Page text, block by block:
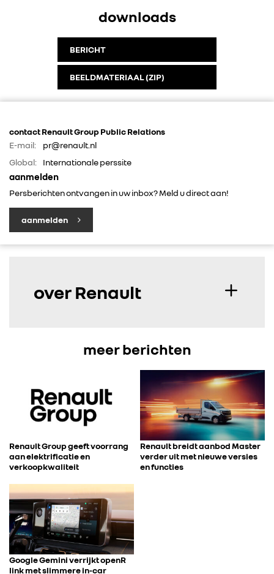
downloads
BERICHT
BEELDMATERIAAL (ZIP)
contact Renault Group Public Relations
E-mail:
pr@renault.nl
Global:
Internationale perssite
aanmelden
Persberichten ontvangen in uw inbox? Meld u direct aan!
aanmelden
over Renault
meer berichten
Renault Group geeft voorrang
aan elektrificatie en
verkoopkwaliteit
Renault breidt aanbod Master
verder uit met nieuwe versies
en functies
Google Gemini verrijkt openR
link met slimmere in-car